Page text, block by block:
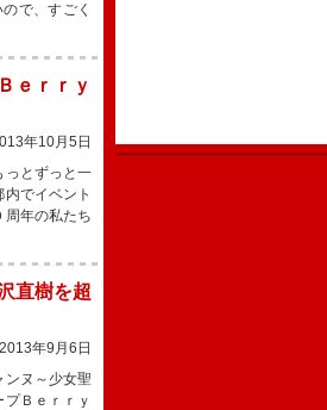
で、すごく
ｅｒｒｙ
年10月5日
とずっと一
でイベント
年の私たち
直樹を超
2013年9月6日
ヌ～少女聖
Ｂｅｒｒｙ